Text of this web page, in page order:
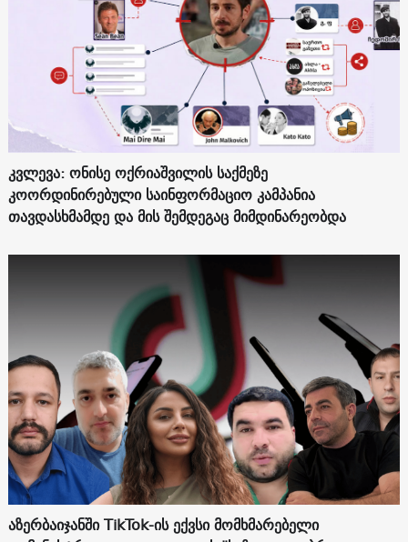
კვლევა: ონისე ოქრიაშვილის საქმეზე
კოორდინირებული საინფორმაციო კამპანია
თავდასხმამდე და მის შემდეგაც მიმდინარეობდა
აზერბაიჯანში TikTok-ის ექვსი მომხმარებელი